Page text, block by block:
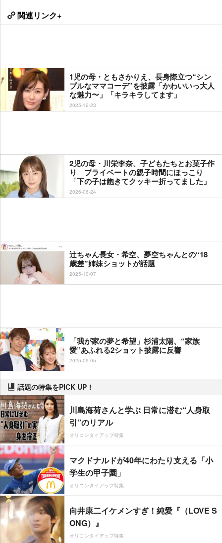
関連リンク+
1児の母・ともさかりえ、長身際立つ“シン
プルなママコーデ”を披露「かわいいっ大人
な魅力〜」「キラキラしてます」
2025-12-23
2児の母・川栄李奈、子どもたちとお菓子作
り プライベートの親子時間にほっこり
「下の子は飽きてクッキー折ってました」
2026-06-24
辻ちゃん長女・希空、夢空ちゃんとの“18
歳差”姉妹ショットが話題
2025-10-07
「我が家の夢と希望」杉浦太陽、“家族
愛”あふれる2ショット披露に反響
2025-09-05
話題の特集をPICK UP！
川島海荷さんと学ぶ 日常に潜む“人身取
引”のリアル
オリコンタイアップ特集
マクドナルドが40年にわたり支える「小
学生の甲子園」
オリコンタイアップ特集
向井康二イケメンすぎ！純愛『（LOVE S
ONG）』
オリコンタイアップ特集